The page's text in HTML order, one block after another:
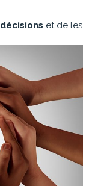
décisions et de les